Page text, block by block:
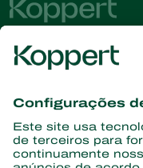
informações